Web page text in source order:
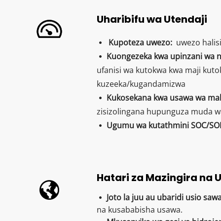
Uharibifu wa Utendaji
 Kupoteza uwezo: uwezo
 Kuongezeka kwa upinzani wa
ufanisi wa kutokwa kwa maji
kuzeeka/kugandamizwa
 Kukosekana kwa usawa wa
zisizolingana hupunguza muda
 Ugumu wa kutathmini SOC/
Hatari za Mazingira na
 Joto la juu au ubaridi usio
na kusababisha usawa.